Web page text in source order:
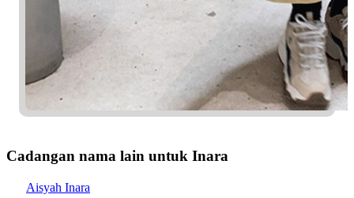
Cadangan nama lain untuk Inara
Aisyah Inara